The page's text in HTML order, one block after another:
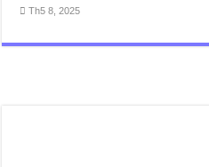
Th5 8, 2025